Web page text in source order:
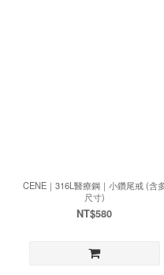
CENE｜316L醫療鋼｜小鑽尾戒 (含
尺寸)
NT$580